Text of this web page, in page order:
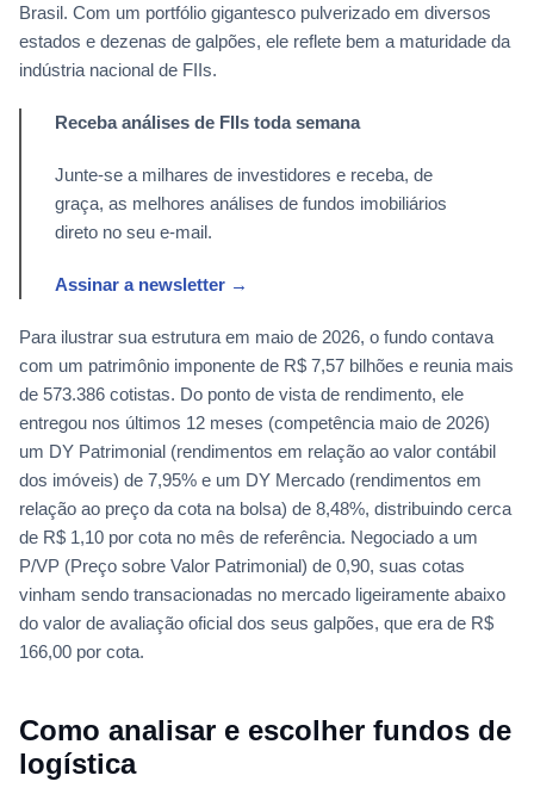
Brasil. Com um portfólio gigantesco pulverizado em diversos
estados e dezenas de galpões, ele reflete bem a maturidade da
indústria nacional de FIIs.
Receba análises de FIIs toda semana
Junte-se a milhares de investidores e receba, de
graça, as melhores análises de fundos imobiliários
direto no seu e-mail.
Assinar a newsletter →
Para ilustrar sua estrutura em maio de 2026, o fundo contava
com um patrimônio imponente de R$ 7,57 bilhões e reunia mais
de 573.386 cotistas. Do ponto de vista de rendimento, ele
entregou nos últimos 12 meses (competência maio de 2026)
um DY Patrimonial (rendimentos em relação ao valor contábil
dos imóveis) de 7,95% e um DY Mercado (rendimentos em
relação ao preço da cota na bolsa) de 8,48%, distribuindo cerca
de R$ 1,10 por cota no mês de referência. Negociado a um
P/VP (Preço sobre Valor Patrimonial) de 0,90, suas cotas
vinham sendo transacionadas no mercado ligeiramente abaixo
do valor de avaliação oficial dos seus galpões, que era de R$
166,00 por cota.
Como analisar e escolher fundos de
logística